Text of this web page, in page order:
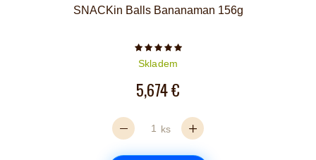
SNACKin Balls Bananaman 156g
Počet hvězdiček je 5 z 5
Skladem
5,674 €
ks